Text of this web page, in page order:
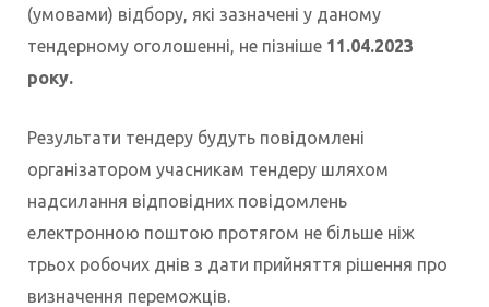
(умовами) відбору, які зазначені у даному
тендерному оголошенні, не пізніше 11.04.2023
року.
Результати тендеру будуть повідомлені
організатором учасникам тендеру шляхом
надсилання відповідних повідомлень
електронною поштою протягом не більше ніж
трьох робочих днів з дати прийняття рішення про
визначення переможців.